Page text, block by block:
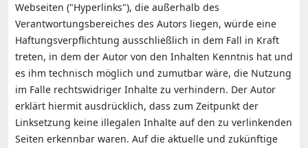
Webseiten ("Hyperlinks"), die außerhalb des
Verantwortungsbereiches des Autors liegen, würde eine
Haftungsverpflichtung ausschließlich in dem Fall in Kraft
treten, in dem der Autor von den Inhalten Kenntnis hat und
es ihm technisch möglich und zumutbar wäre, die Nutzung
im Falle rechtswidriger Inhalte zu verhindern. Der Autor
erklärt hiermit ausdrücklich, dass zum Zeitpunkt der
Linksetzung keine illegalen Inhalte auf den zu verlinkenden
Seiten erkennbar waren. Auf die aktuelle und zukünftige